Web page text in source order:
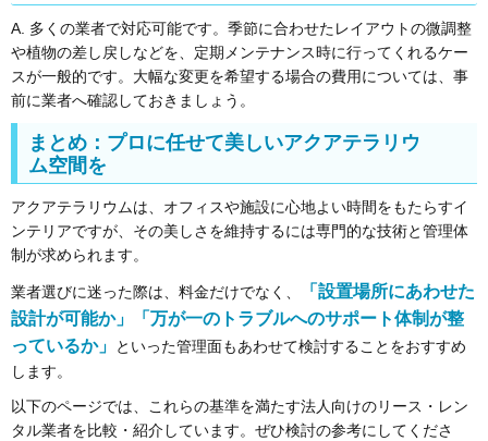
A. 多くの業者で対応可能です。季節に合わせたレイアウトの微調整
や植物の差し戻しなどを、定期メンテナンス時に行ってくれるケー
スが一般的です。大幅な変更を希望する場合の費用については、事
前に業者へ確認しておきましょう。
まとめ：プロに任せて美しいアクアテラリウ
ム空間を
アクアテラリウムは、オフィスや施設に心地よい時間をもたらすイ
ンテリアですが、その美しさを維持するには専門的な技術と管理体
制が求められます。
業者選びに迷った際は、料金だけでなく、
「設置場所にあわせた
設計が可能か」「万が一のトラブルへのサポート体制が整
っているか」
といった管理面もあわせて検討することをおすすめ
します。
以下のページでは、これらの基準を満たす法人向けのリース・レン
タル業者を比較・紹介しています。ぜひ検討の参考にしてくださ